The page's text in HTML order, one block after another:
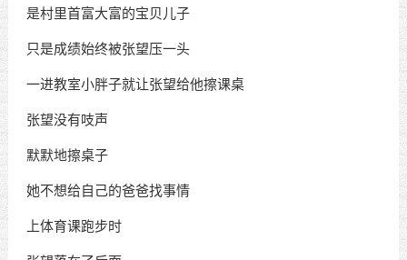
是村里首富大富的宝贝儿子
只是成绩始终被张望压一头
一进教室小胖子就让张望给他擦课桌
张望没有吱声
默默地擦桌子
她不想给自己的爸爸找事情
上体育课跑步时